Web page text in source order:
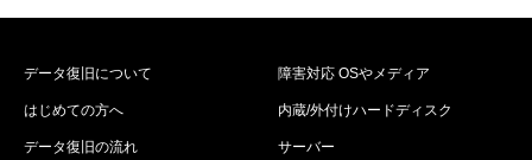
データ復旧について
はじめての方へ
データ復旧の流れ
障害対応 OSやメディア
内蔵/外付けハードディスク
サーバー